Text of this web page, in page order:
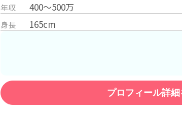
年収 400～500万
身長 165cm
プロフィール詳